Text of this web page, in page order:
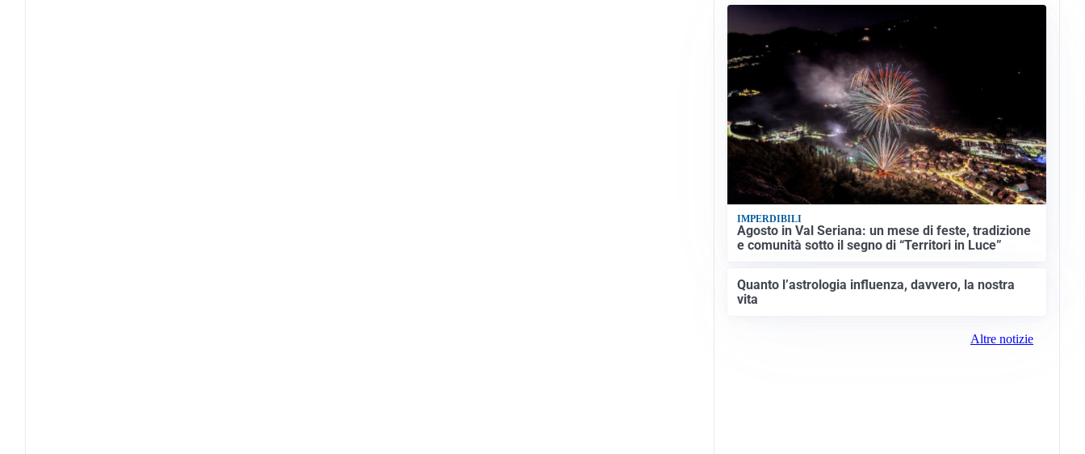
IMPERDIBILI
Agosto in Val Seriana: un mese di feste, tradizione
e comunità sotto il segno di “Territori in Luce”
Quanto l’astrologia influenza, davvero, la nostra
vita
Altre notizie